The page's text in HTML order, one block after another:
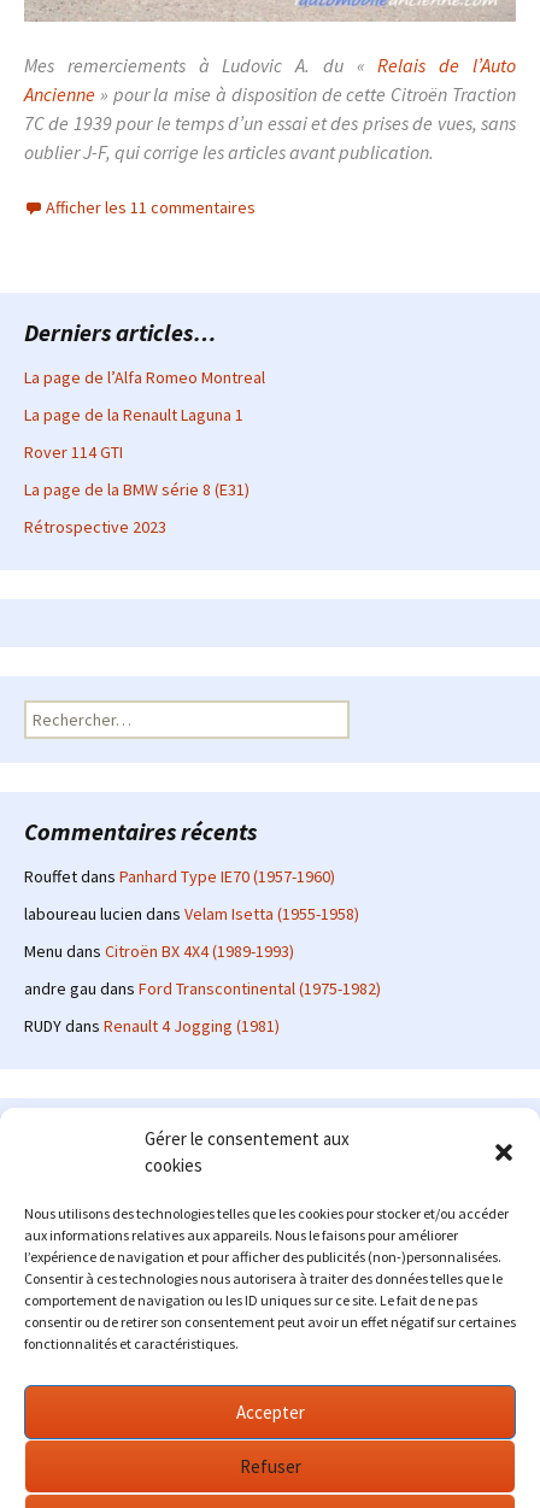
Gérer le consentement aux
cookies
Nous utilisons des technologies telles que les cookies pour stocker et/ou accéder
aux informations relatives aux appareils. Nous le faisons pour améliorer
l’expérience de navigation et pour afficher des publicités (non-)personnalisées.
Consentir à ces technologies nous autorisera à traiter des données telles que le
comportement de navigation ou les ID uniques sur ce site. Le fait de ne pas
consentir ou de retirer son consentement peut avoir un effet négatif sur certaines
fonctionnalités et caractéristiques.
Accepter
Refuser
Mes remerciements à Ludovic A. du «Relais de l’Auto
Ancienne » pour la mise à disposition de cette Citroën Traction
7C de 1939 pour le temps d’un essai et des prises de vues, sans
oublier J-F, qui corrige les articles avant publication.
Afficher les 11 commentaires
Derniers articles…
La page de l’Alfa Romeo Montreal
La page de la Renault Laguna 1
Rover 114 GTI
La page de la BMW série 8 (E31)
Rétrospective 2023
Rechercher :
Commentaires récents
Rouffetdans Panhard Type IE70 (1957-1960)
laboureau lucien dans Velam Isetta (1955-1958)
Menu dans Citroën BX 4X4 (1989-1993)
andre gau dans Ford Transcontinental (1975-1982)
RUDYdans Renault 4 Jogging (1981)
Le site en quelques mots
: passionné d'automobile ancienne depuis de
internet à partir de 2009 au travers d'un blog qui a connu un relatif
succès. Fin 2013, je décide de prendre mon autonomie et me lancer
avec mon propre site : l'Automobile Ancienne.
Me contacter : alex(at)lautomobileancienne.com